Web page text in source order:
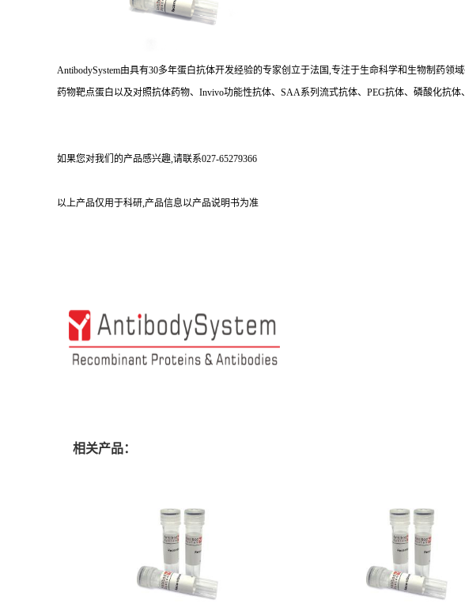
AntibodySystem由具有30多年蛋白抗体开发经验的专家创立于法国,专注于生命科学和生物制药
药物靶点蛋白以及对照抗体药物、Invivo功能性抗体、SAA系列流式抗体、PEG抗体、磷酸化抗
如果您对我们的产品感兴趣,请联系027-65279366
以上产品仅用于科研,产品信息以产品说明书为准
相关产品：